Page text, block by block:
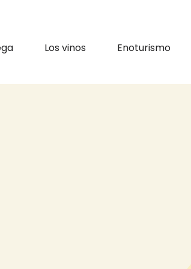
Los vinos Enoturismo
a la navegación